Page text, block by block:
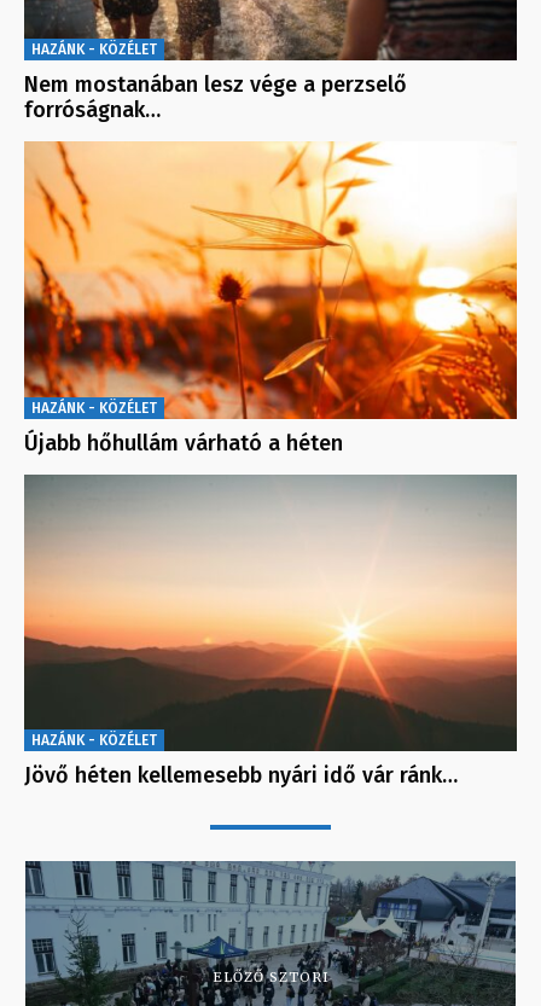
HAZÁNK - KÖZÉLET
Nem mostanában lesz vége a perzselő
forróságnak…
HAZÁNK - KÖZÉLET
Újabb hőhullám várható a héten
HAZÁNK - KÖZÉLET
Jövő héten kellemesebb nyári idő vár ránk…
ELŐZŐ SZTORI